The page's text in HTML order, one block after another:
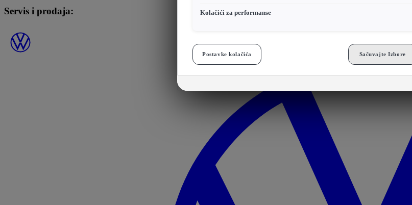
Servis i prodaja: Kolačići za performanse
Postavke kolačića Sačuvajte Izbore